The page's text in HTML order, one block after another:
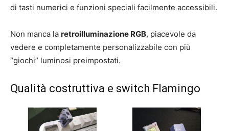
di tasti numerici e funzioni speciali facilmente accessibili.
Non manca la retroilluminazione RGB, piacevole da
vedere e completamente personalizzabile con più
“giochi” luminosi preimpostati.
Qualità costruttiva e switch Flamingo